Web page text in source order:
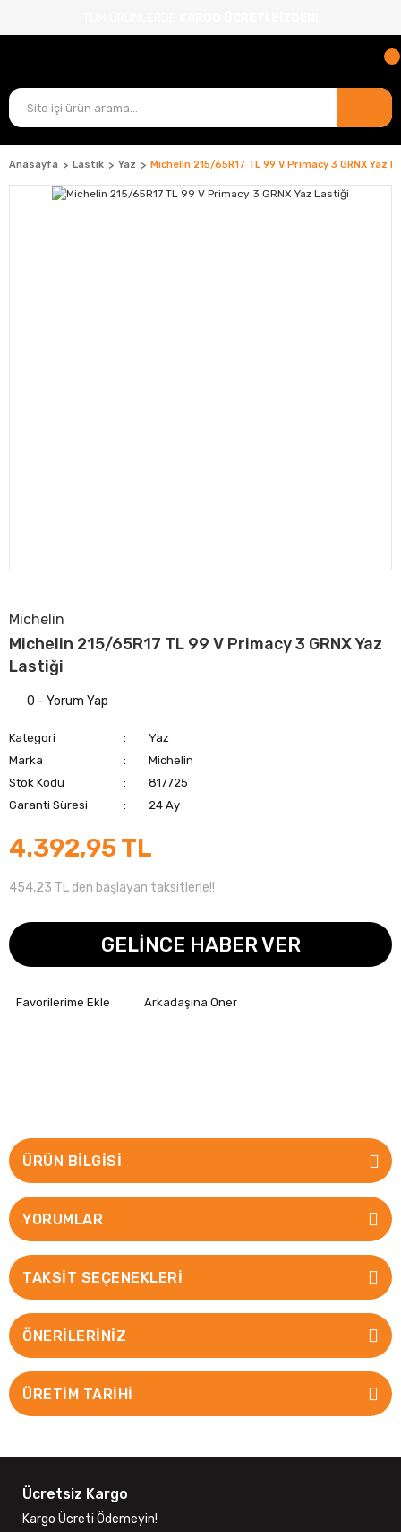
Anasayfa Lastik Yaz Michelin 215/65R17 TL 99 V Primacy 3 GRNX Yaz
Michelin
Michelin 215/65R17 TL 99 V Primacy 3 GRNX Yaz
Lastiği
0 - Yorum Yap
Kategori
Yaz
Marka
Michelin
Stok Kodu
817725
Garanti Süresi
24 Ay
4.392,95 TL
454,23 TL den başlayan taksitlerle!!
GELİNCE HABER VER
Arkadaşına Öner
ÜRÜN BILGISI
YORUMLAR
TAKSIT SEÇENEKLERI
ÖNERILERINIZ
ÜRETİM TARİHİ
Ücretsiz Kargo
Kargo Ücreti Ödemeyin!